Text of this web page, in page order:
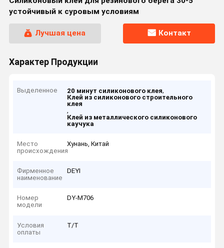
устойчивый к суровым условиям
Лучшая цена Контакт
Характер Продукции
Выделенное 20 минут силиконового клея,
Клей из силиконового строительного
клея
,
Клей из металлического силиконового
каучука
Место
происхождения
Хунань, Китай
Фирменное
наименование
DEYI
Номер
модели
DY-M706
Условия
оплаты
T/T